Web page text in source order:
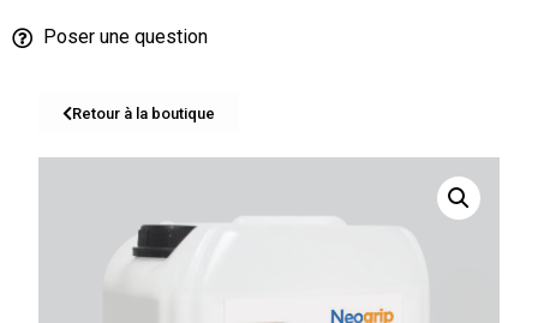
Poser une question
Retour à la boutique